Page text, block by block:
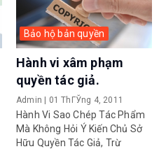
Bảo hộ bản quyền
Hành vi xâm phạm
quyền tác giả.
Admin | 01 ThГЎng 4, 2011
Hành Vi Sao Chép Tác Phẩm
Mà Không Hỏi Ý Kiến Chủ Sở
Hữu Quyền Tác Giả, Trừ